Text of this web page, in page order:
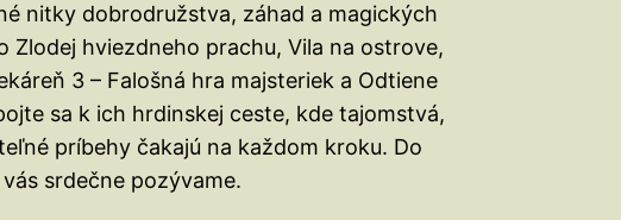
nitky dobrodružstva, záhad a magických
Zlodej hviezdneho prachu, Vila na ostrove,
3 – Falošná hra majsteriek a Odtiene
sa k ich hrdinskej ceste, kde tajomstvá,
príbehy čakajú na každom kroku. Do
srdečne pozývame.